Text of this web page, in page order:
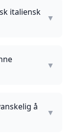
italiensk
▼
▼
å
▼